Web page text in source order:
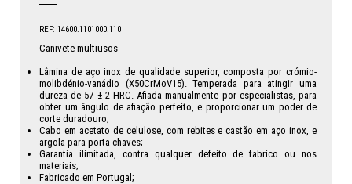
REF: 14600.1101000.110
Canivete multiusos
Lâmina de aço inox de qualidade superior, composta por crómio-
molibdénio-vanádio (X50CrMoV15). Temperada para atingir uma
dureza de 57 ± 2 HRC. Afiada manualmente por especialistas, para
obter um ângulo de afiação perfeito, e proporcionar um poder de
corte duradouro;
Cabo em acetato de celulose, com rebites e castão em aço inox, e
argola para porta-chaves;
Garantia ilimitada, contra qualquer defeito de fabrico ou nos
materiais;
Fabricado em Portugal;